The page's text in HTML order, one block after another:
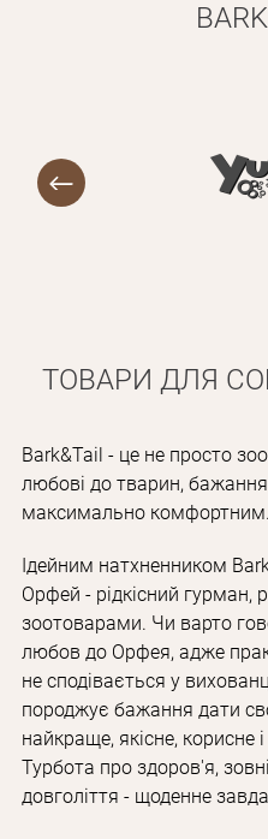
ТОВАРИ ДЛЯ
Bark&Tail - це не просто
любові до тварин,
максимально комфортним.
Ідейним натхненником
Орфей - рідкісний гурман,
зоотоварами. Чи варто
любов до Орфея, адже
не сподівається у
породжує бажання дати
найкраще, якісне, корисне
Турбота про здоров'я,
довголіття - щоденне